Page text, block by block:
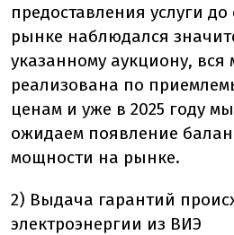
предоставления услуги
рынке наблюдался
указанному аукциону,
реализована по
ценам и уже в 2025 году
ожидаем появление
мощности на рынке.
2) Выдача гарантий
электроэнергии из ВИЭ